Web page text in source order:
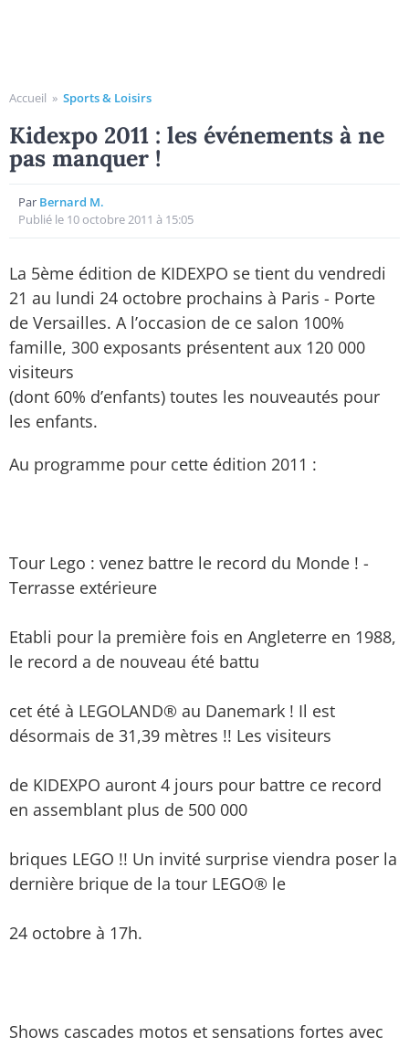
Accueil » Sports & Loisirs
Kidexpo 2011 : les événements à ne
pas manquer !
Par Bernard M.
Publié le 10 octobre 2011 à 15:05
La 5ème édition de KIDEXPO se tient du vendredi
21 au lundi 24 octobre prochains à Paris - Porte
de Versailles. A l’occasion de ce salon 100%
famille, 300 exposants présentent aux 120 000
visiteurs
(dont 60% d’enfants) toutes les nouveautés pour
les enfants.
Au programme pour cette édition 2011 :
Tour Lego : venez battre le record du Monde ! -
Terrasse extérieure
Etabli pour la première fois en Angleterre en 1988,
le record a de nouveau été battu
cet été à LEGOLAND® au Danemark ! Il est
désormais de 31,39 mètres !! Les visiteurs
de KIDEXPO auront 4 jours pour battre ce record
en assemblant plus de 500 000
briques LEGO !! Un invité surprise viendra poser la
dernière brique de la tour LEGO® le
24 octobre à 17h.
Shows cascades motos et sensations fortes avec